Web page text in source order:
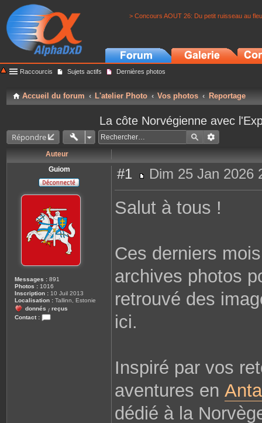
> Concours AOUT 26: Du petit ruisseau au
Raccourcis Sujets actifs Dernières photos
Accueil du forum L'atelier Photo Vos photos Reportage
La côte Norvégienne avec
Répondre
Auteur
Guiom
Messages : 891
Photos : 1016
Inscription : 10 Juil 2013
Localisation : Tallinn, Estonie
donnés / reçus
Contact :
#1
e
a
Dim 25 Jan 2026
Salut à tous !
Ces derniers
archives photos
retrouvé des
ici.
Inspiré par vos
aventures en
dédié à la